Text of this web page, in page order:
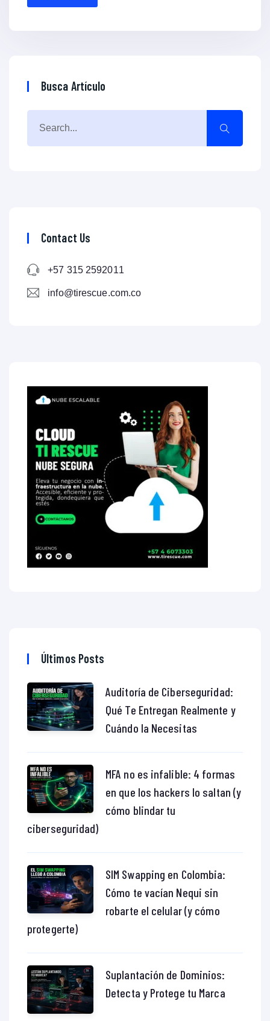
Busca Artículo
Contact Us
+57 315 2592011
info@tirescue.com.co
Últimos Posts
Auditoría de Ciberseguridad:
Qué Te Entregan Realmente y
Cuándo la Necesitas
MFA no es infalible: 4 formas
en que los hackers lo saltan (y
cómo blindar tu
ciberseguridad)
SIM Swapping en Colombia:
Cómo te vacían Nequi sin
robarte el celular (y cómo
protegerte)
Suplantación de Dominios:
Detecta y Protege tu Marca